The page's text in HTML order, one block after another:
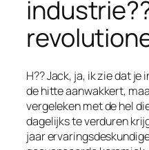
H?? Jack, ja, ik zie dat je
de hitte aanwakkert,
vergeleken met de hel
dagelijks te verduren
jaar